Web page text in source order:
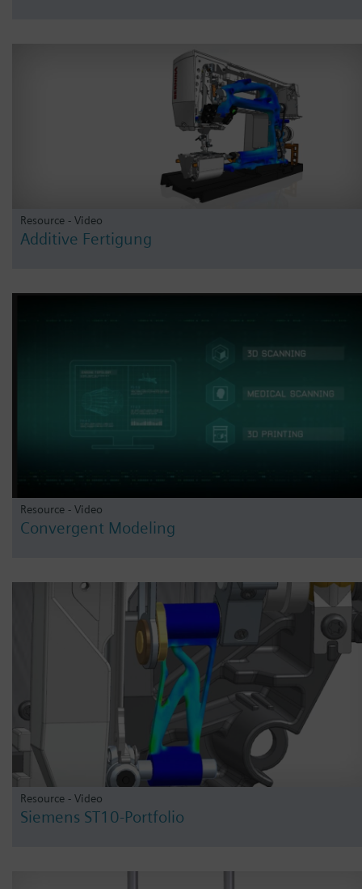
Resource - Video
Additive Fertigung
Resource - Video
Convergent Modeling
Resource - Video
Siemens ST10-Portfolio